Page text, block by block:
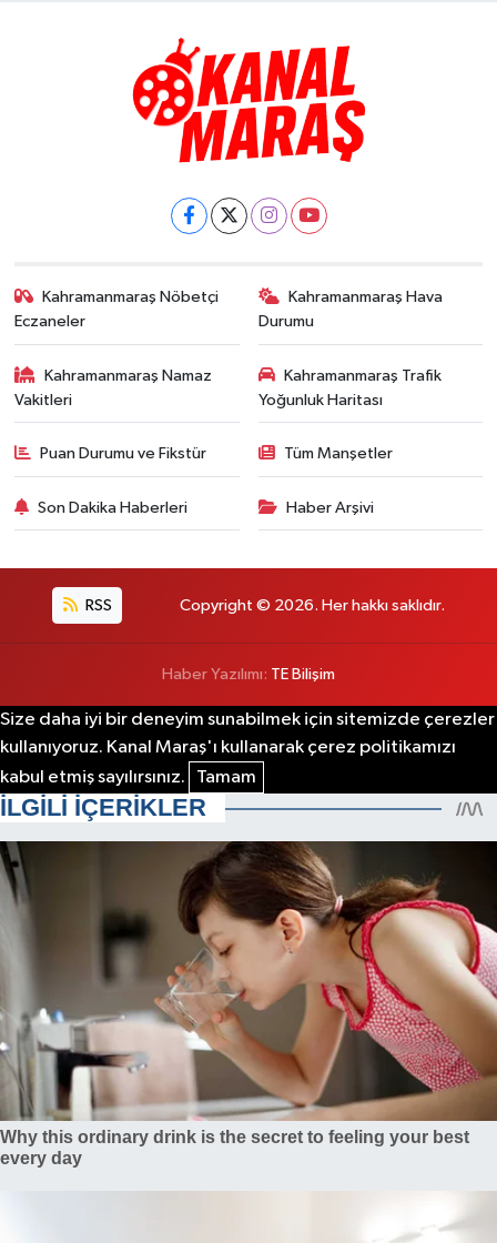
Kahramanmaraş Nöbetçi
Eczaneler
Kahramanmaraş Hava
Durumu
Kahramanmaraş Namaz
Vakitleri
Kahramanmaraş Trafik
Yoğunluk Haritası
Puan Durumu ve Fikstür Tüm Manşetler
Son Dakika Haberleri Haber Arşivi
RSS Copyright © 2026. Her hakkı saklıdır.
Haber Yazılımı: TE Bilişim
Size daha iyi bir deneyim sunabilmek için sitemizde çerezler
kullanıyoruz. Kanal Maraş'ı kullanarak çerez politikamızı
kabul etmiş sayılırsınız.
Tamam